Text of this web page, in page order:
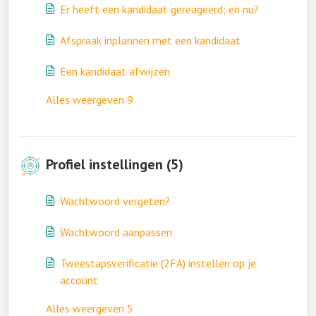
Er heeft een kandidaat gereageerd; en nu?
Afspraak inplannen met een kandidaat
Een kandidaat afwijzen
Alles weergeven 9
Profiel instellingen (5)
Wachtwoord vergeten?
Wachtwoord aanpassen
Tweestapsverificatie (2FA) instellen op je
account
Alles weergeven 5